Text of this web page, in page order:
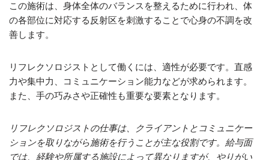
この施術は、身体全体のバランスを整えるために行われ、体
の各部位に対応する反射区を刺激することで心身の不調を改
善します。
リフレクソロジストとして働くには、適性が必要です。直感
力や集中力、コミュニケーション能力などが求められます。
また、手の巧みさや正確性も重要な要素となります。
リフレクソロジストの仕事は、クライアントとコミュニケー
ションを取りながら施術を行うことが主な役割です。給与面
では、経験や所属する施設によって異なりますが、やりがい